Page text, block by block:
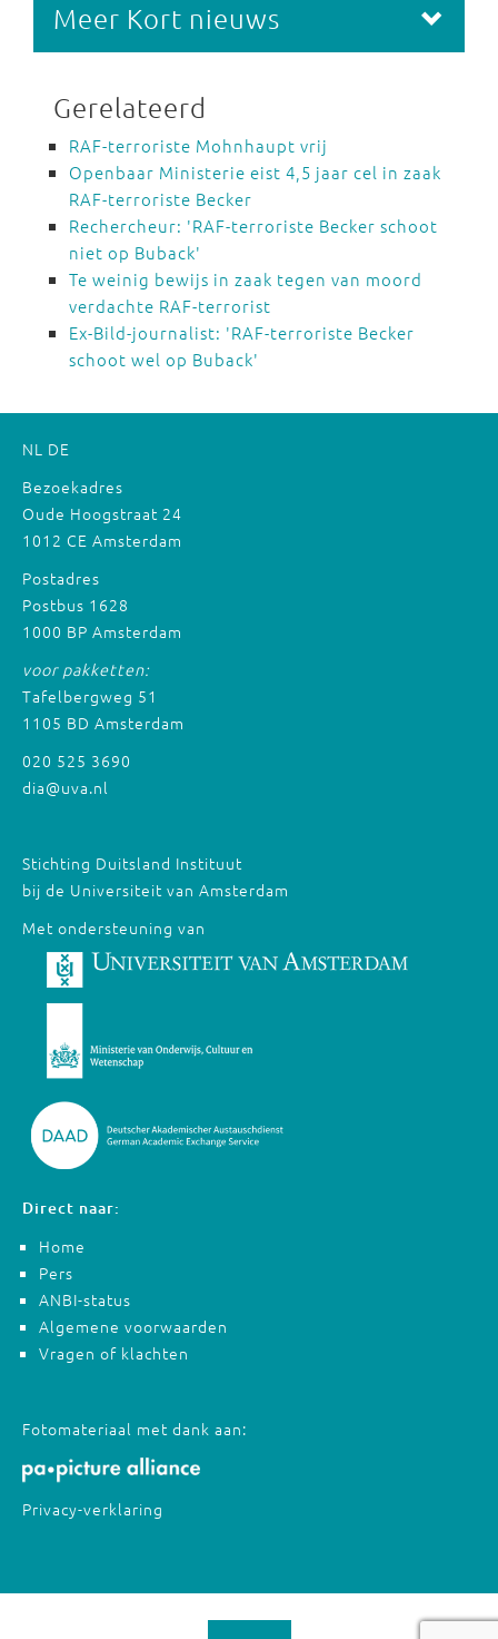
Meer Kort nieuws
Gerelateerd
RAF-terroriste Mohnhaupt vrij
Openbaar Ministerie eist 4,5 jaar cel in zaak
RAF-terroriste Becker
Rechercheur: 'RAF-terroriste Becker schoot
niet op Buback'
Te weinig bewijs in zaak tegen van moord
verdachte RAF-terrorist
Ex-Bild-journalist: 'RAF-terroriste Becker
schoot wel op Buback'
NL DE
Bezoekadres
Oude Hoogstraat 24
1012 CE Amsterdam
Postadres
Postbus 1628
1000 BP Amsterdam
voor pakketten:
Tafelbergweg 51
1105 BD Amsterdam
020 525 3690
dia@uva.nl
Stichting Duitsland Instituut
bij de Universiteit van Amsterdam
Met ondersteuning van
Direct naar:
Home
Pers
ANBI-status
Algemene voorwaarden
Vragen of klachten
Fotomateriaal met dank aan:
Privacy-verklaring